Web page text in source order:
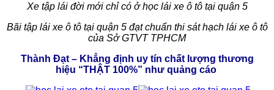
Xe tập lái đời mới chỉ có ở học lái xe ô tô tại quận 5
Bãi tập lái xe ô tô tại quận 5 đạt chuẩn thi sát hạch lái xe ô tô
của Sở GTVT TPHCM
Thành Đạt – Khẳng định uy tín chất lượng thương
hiệu “THẬT 100%” như quảng cáo